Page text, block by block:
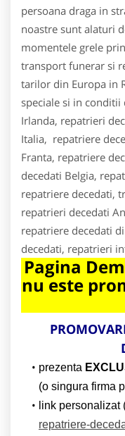
persoana draga in
noastre sunt alaturi
momentele grele
transport funerar si
tarilor din Europa in
speciale si in
Irlanda, repatrieri
Italia, repatriere
Franta, repatriere
decedati Belgia,
repatriere decedati,
repatrieri decedati
repatriere decedati
decedati, repatrieri
Pagina
nu este
prezenta
(o singura firma
link personalizat
repatriere-